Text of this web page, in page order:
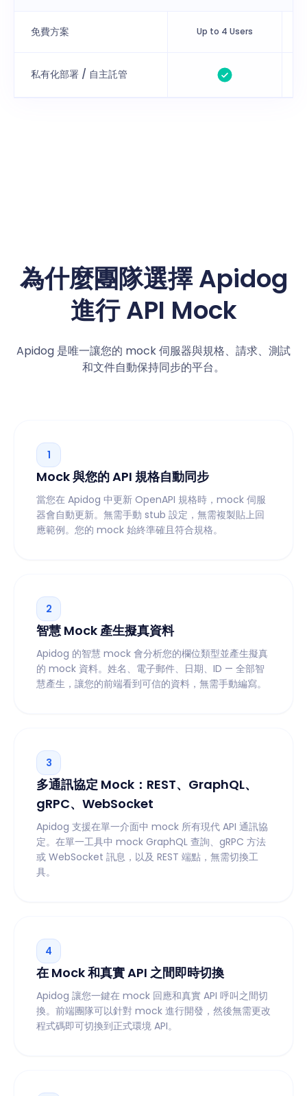
免費方案 Up to 4 Users
私有化部署 / 自主託管
為什麼團隊選擇 Apidog
進行 API Mock
Apidog 是唯一讓您的 mock 伺服器與規格、請求、測試
和文件自動保持同步的平台。
1
Mock 與您的 API 規格自動同步
當您在 Apidog 中更新 OpenAPI 規格時，mock 伺服
器會自動更新。無需手動 stub 設定，無需複製貼上回
應範例。您的 mock 始終準確且符合規格。
2
智慧 Mock 產生擬真資料
Apidog 的智慧 mock 會分析您的欄位類型並產生擬真
的 mock 資料。姓名、電子郵件、日期、ID — 全部智
慧產生，讓您的前端看到可信的資料，無需手動編寫。
3
多通訊協定 Mock：REST、GraphQL、
gRPC、WebSocket
Apidog 支援在單一介面中 mock 所有現代 API 通訊協
定。在單一工具中 mock GraphQL 查詢、gRPC 方法
或 WebSocket 訊息，以及 REST 端點，無需切換工
具。
4
在 Mock 和真實 API 之間即時切換
Apidog 讓您一鍵在 mock 回應和真實 API 呼叫之間切
換。前端團隊可以針對 mock 進行開發，然後無需更改
程式碼即可切換到正式環境 API。